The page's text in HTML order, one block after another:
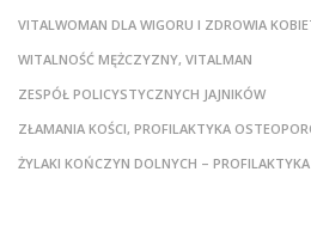
VITALWOMAN DLA WIGORU I ZDROWIA
WITALNOŚĆ MĘŻCZYZNY, VITALMAN
ZESPÓŁ POLICYSTYCZNYCH JAJNIKÓW
ZŁAMANIA KOŚCI, PROFILAKTYKA
ŻYLAKI KOŃCZYN DOLNYCH –